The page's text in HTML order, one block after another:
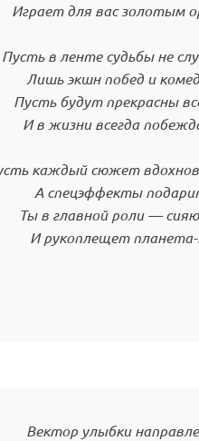
Играет для вас золотым
Пусть в ленте судьбы не
Лишь экшн побед и
Пусть будут прекрасны
И в жизни всегда
каждый сюжет
А спецэффекты
Ты в главной роли —
И рукоплещет
Вектор улыбки